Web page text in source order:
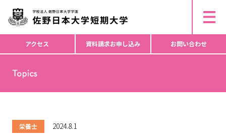
アクセス 資料請求お申し込み お問い合わせ
ド
か
ら
索
▶︎ 個人情報の取り扱いについて
▶︎ コピーライト
栄養士 2024.8.1